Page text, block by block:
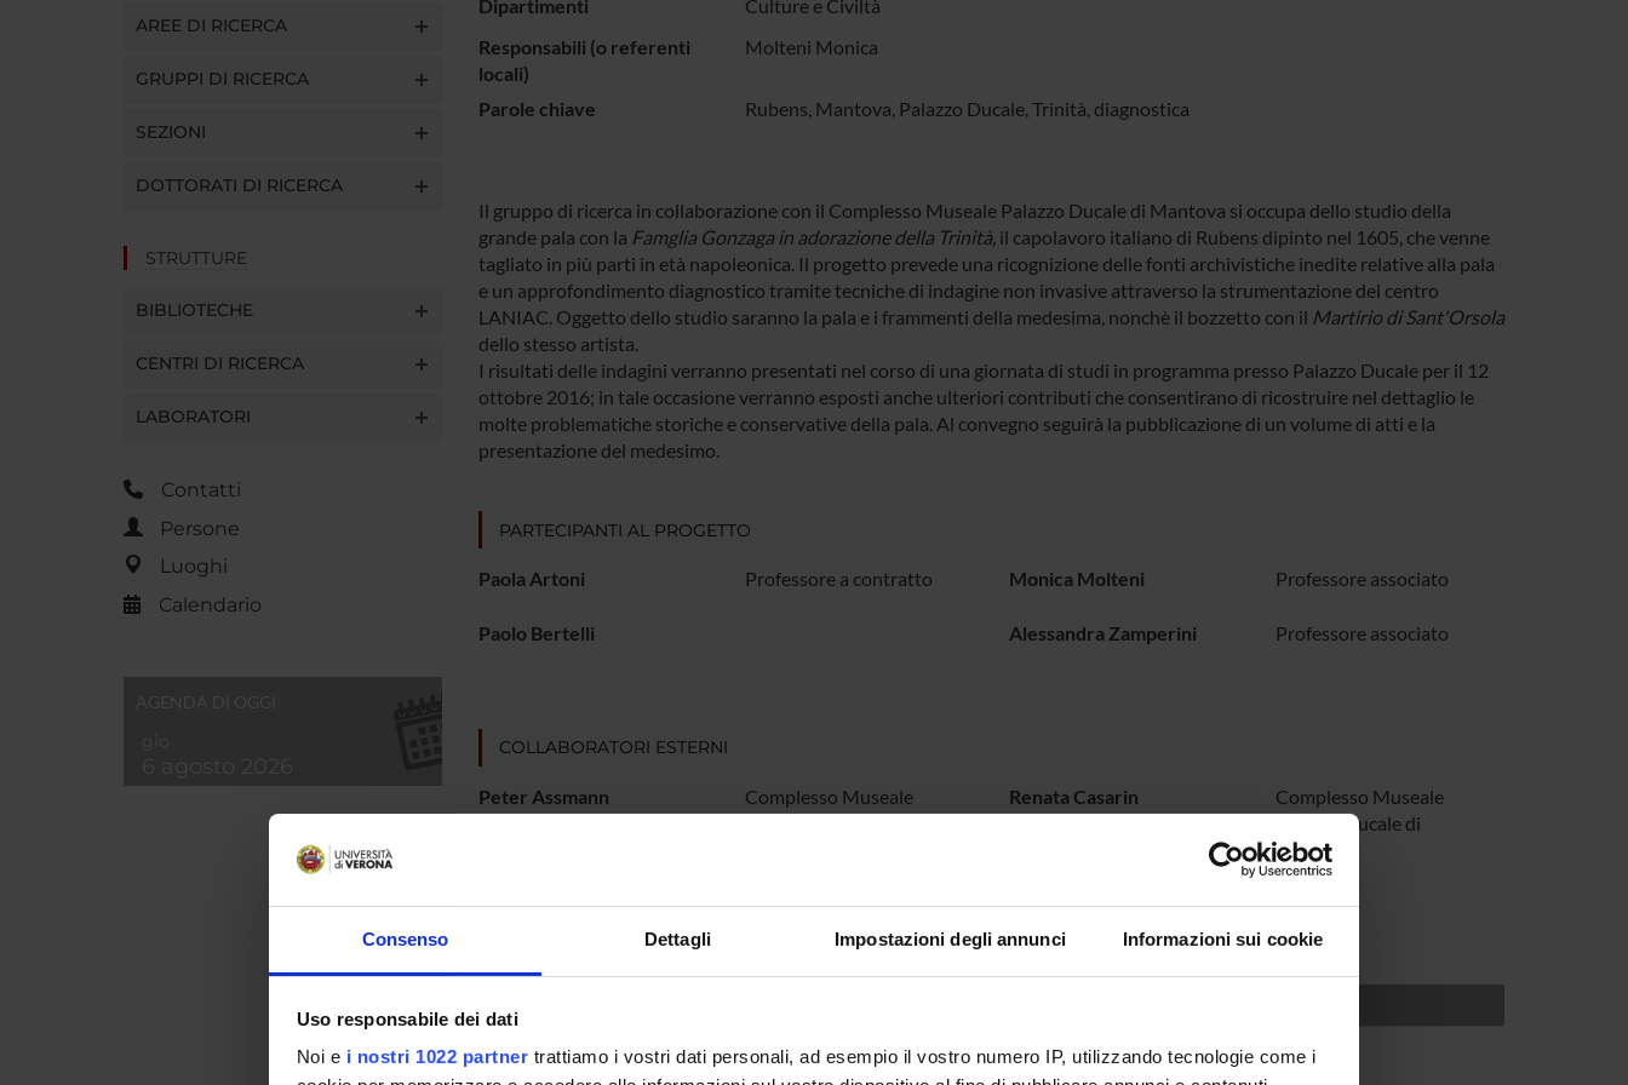
Consenso Dettagli Impostazioni degli annunci Informazioni sui cookie
Uso responsabile dei dati
Noi e i nostri 1022 partner trattiamo i vostri dati personali, ad esempio il vostro numero IP, utilizzando tecnologie come i
AREE DI RICERCA
GRUPPI DI RICERCA
SEZIONI
DOTTORATI DI RICERCA
STRUTTURE
BIBLIOTECHE
CENTRI DI RICERCA
LABORATORI
Contatti
Persone
Luoghi
Calendario
Dipartimenti
Culture e Civiltà
Responsabili (o referenti
locali)
Molteni Monica
Parole chiave Rubens, Mantova, Palazzo Ducale, Trinità, diagnostica
Il gruppo di ricerca in collaborazione con il Complesso Museale Palazzo Ducale di Mantova si occupa dello studio della
grande pala con la Famglia Gonzaga in adorazione della Trinità, il capolavoro italiano di Rubens dipinto nel 1605, che venne
tagliato in più parti in età napoleonica. Il progetto prevede una ricognizione delle fonti archivistiche inedite relative alla pala
e un approfondimento diagnostico tramite tecniche di indagine non invasive attraverso la strumentazione del centro
LANIAC. Oggetto dello studio saranno la pala e i frammenti della medesima, nonchè il bozzetto con il Martirio di Sant'Orsola
dello stesso artista.
I risultati delle indagini verranno presentati nel corso di una giornata di studi in programma presso Palazzo Ducale per il 12
ottobre 2016; in tale occasione verranno esposti anche ulteriori contributi che consentirano di ricostruire nel dettaglio le
molte problematiche storiche e conservative della pala. Al convegno seguirà la pubblicazione di un volume di atti e la
presentazione del medesimo.
PARTECIPANTI AL PROGETTO
Paola Artoni Professore a contratto
Paolo Bertelli
Monica Molteni Professore associato
Alessandra Zamperini Professore associato
COLLABORATORI ESTERNI
Peter Assmann
Complesso Museale
Vanda Malacarne Museo di Palazzo Ducale
Renata Casarin
Complesso Museale
Palazzo Ducale di
Mantova
Storia e Antropologia
Cultural heritage, cultural identities and memories